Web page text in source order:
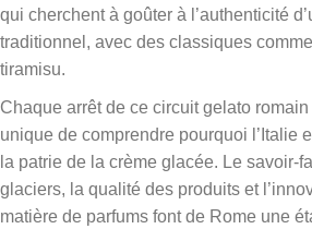
qui cherchent à goûter à l’authenticité
traditionnel, avec des classiques
tiramisu.
Chaque arrêt de ce circuit gelato
unique de comprendre pourquoi l’Italie
la patrie de la crème glacée. Le savoir-
glaciers, la qualité des produits et
matière de parfums font de Rome une